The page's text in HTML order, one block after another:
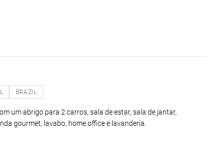
BRAZIL
um abrigo para 2 carros, sala de estar, sala de jantar,
gourmet, lavabo, home office e lavanderia.